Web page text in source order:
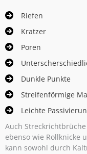
Riefen
Kratzer
Poren
Dunkle Punkte
Streifenförmige
Leichte
Auch
ebenso wie Rollknicke
kann sowohl durch